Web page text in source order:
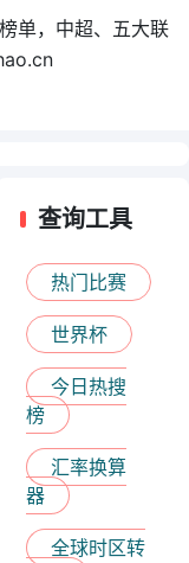
单，中超、五大联
查询工具
热门比赛
世界杯
今日热搜
榜
汇率换算
器
全球时区转